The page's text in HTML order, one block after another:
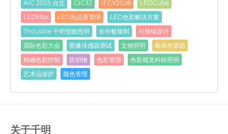
AIC 2025 台北 CIC32 IFCV2026
LEDCube
LEDMax
LED光品质管理
LED色彩解决方案
Thouslite 千明智能照明
全外貌複制
可持续设计
国际色彩大会
图像传感器测试 文物照明
标准光源箱
精确色彩控制
纺织物 色彩管理
色彩视觉科研照明
艺术品保护
颜色管理
关于千明